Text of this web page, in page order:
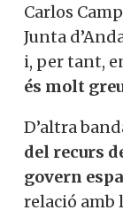
Carlos
Junta
i, per tant,
és molt
D’altra
del recurs
govern
relació amb